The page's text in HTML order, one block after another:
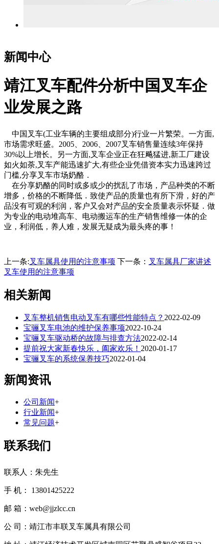
新闻中心
靖江叉车配件分析中国叉车企
业发展之路
中国叉车(工业车辆的主要组成部分)行业一片繁荣。一方面,
市场需求旺盛。2005、2006、2007叉车销售量连续3年保持
30%以上增长。另一方面,叉车企业正在狂飚猛进,新工厂建设
如火如荼,叉车产能迅速扩大,有些企业凭借资本实力迅速跨过
门槛,分享叉车市场奶酪．
在分享奶酪的同时或多或少的扰乱了市场，产品种类的不断
增多，价格的不断降低．致使产品的质量也有所下滑，好的产
品没有可观的利润，客户又会对产品的安全质量表示怀疑．做
为专业的电动堆高车、电动搬运车的生产销售维修一体的企
业，利润低，养人难，发展无疑成为最头疼的事！
上一条:叉车属具使用的注意事项 下一条： 叉车属具厂家讲述
叉车使用的注意事项
相关新闻
叉车整机销售电动叉车有哪些性能特点？ 2022-02-09
宝骊叉车电池的维护保养事项2022-10-24
宝骊叉车驱动桥的故障与排查方法2022-02-14
提前祝大家新春快乐，阖家欢乐！ 2020-01-17
宝骊叉车的系统保养技巧2022-01-04
新闻资讯
公司新闻+
行业新闻+
常见问题+
联系我们
联系人：朱先生
手 机： 13801425222
邮 箱：web@jjzlcc.cn
公 司：靖江市丰联叉车属具有限公司